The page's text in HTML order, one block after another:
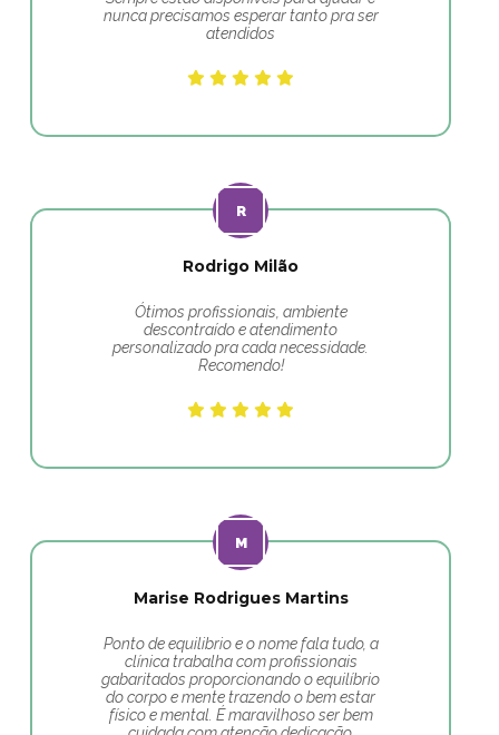
nunca precisamos esperar tanto pra ser
atendidos
Rodrigo Milão
Ótimos profissionais, ambiente
descontraído e atendimento
personalizado pra cada necessidade.
Recomendo!
Marise Rodrigues Martins
Ponto de equilibrio e o nome fala tudo, a
clínica trabalha com profissionais
gabaritados proporcionando o equilíbrio
do corpo e mente trazendo o bem estar
físico e mental. É maravilhoso ser bem